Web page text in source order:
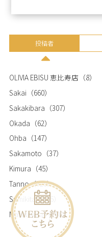
投稿者
OLIVIA EBISU 恵比寿店 （8）
Sakai （660）
Sakakibara （307）
Okada （62）
Ohba （147）
Sakamoto （37）
Kimura （45）
Tanno（720）
Sumikita（365）
Matsumura（768）